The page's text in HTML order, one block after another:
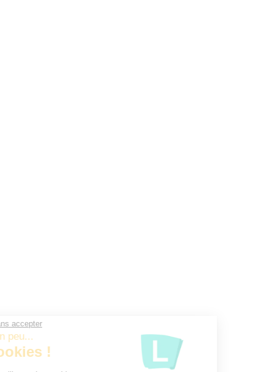
Continuer sans accepter
Parlons un peu...
des Cookies !